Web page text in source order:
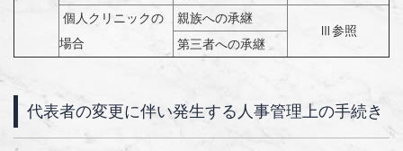
個人クリニックの
場合
親族への承継
Ⅲ参照
第三者への承継
代表者の変更に伴い発生する人事管理上の手続き